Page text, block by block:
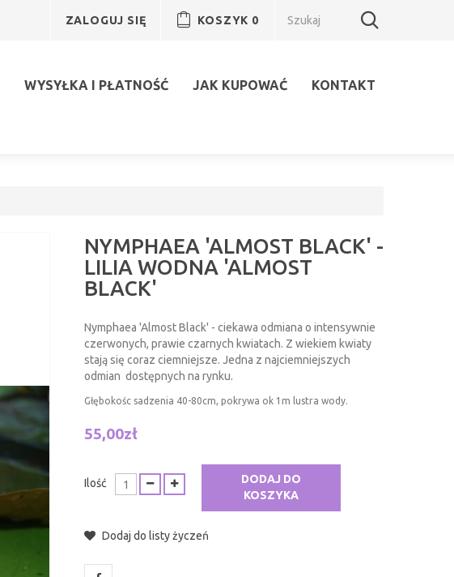
KOSZYK 0
ZALOGUJ SIĘ
WYSYŁKA I PŁATNOŚĆ JAK KUPOWAĆ KONTAKT
NYMPHAEA 'ALMOST BLACK' -
LILIA WODNA 'ALMOST
BLACK'
Nymphaea 'Almost Black' - ciekawa odmiana o intensywnie
czerwonych, prawie czarnych kwiatach. Z wiekiem kwiaty
stają się coraz ciemniejsze. Jedna z najciemniejszych
odmian dostępnych na rynku.
Głębokośc sadzenia 40-80cm, pokrywa ok 1m lustra wody.
55,00zł
Ilość
DODAJ DO
KOSZYKA
Dodaj do listy życzeń